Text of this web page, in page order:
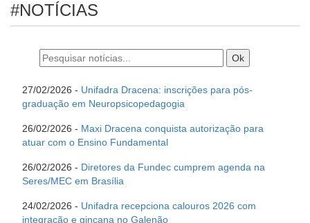
#NOTÍCIAS
27/02/2026 - Unifadra Dracena: inscrições para pós-
graduação em Neuropsicopedagogia
26/02/2026 - Maxi Dracena conquista autorização para
atuar com o Ensino Fundamental
26/02/2026 - Diretores da Fundec cumprem agenda na
Seres/MEC em Brasília
24/02/2026 - Unifadra recepciona calouros 2026 com
integração e gincana no Galenão